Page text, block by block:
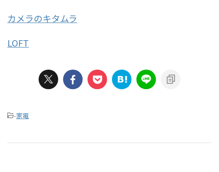
カメラのキタムラ
LOFT
-家電